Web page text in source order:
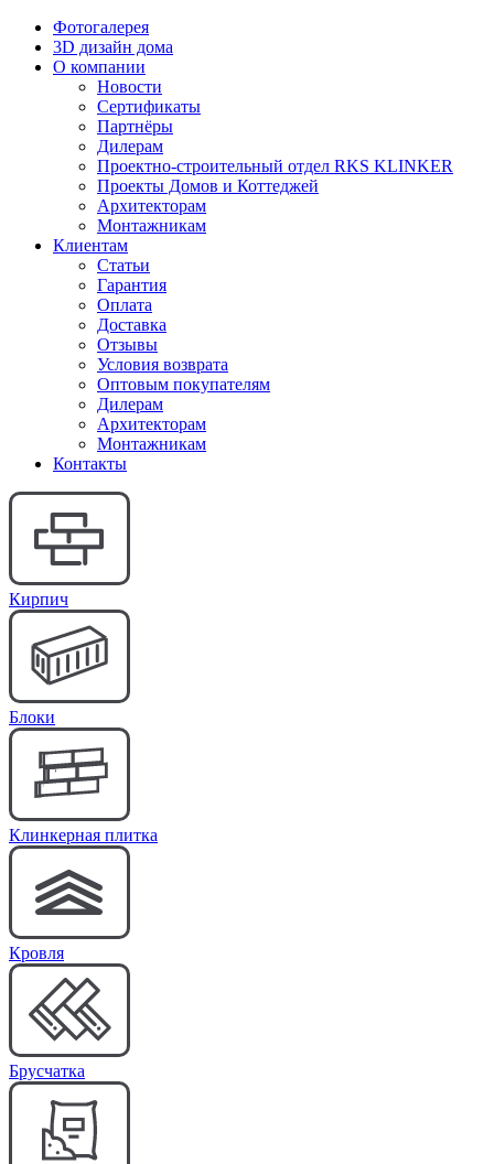
Фотогалерея
3D дизайн дома
О компании
Новости
Сертификаты
Партнёры
Дилерам
Проектно-строительный отдел RKS KLINKER
Проекты Домов и Коттеджей
Архитекторам
Монтажникам
Клиентам
Статьи
Гарантия
Оплата
Доставка
Отзывы
Условия возврата
Оптовым покупателям
Дилерам
Архитекторам
Монтажникам
Контакты
Кирпич
Блоки
Клинкерная плитка
Кровля
Брусчатка